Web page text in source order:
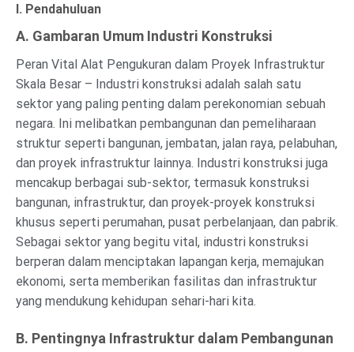
I. Pendahuluan
A. Gambaran Umum Industri Konstruksi
Peran Vital Alat Pengukuran dalam Proyek Infrastruktur
Skala Besar – Industri konstruksi adalah salah satu
sektor yang paling penting dalam perekonomian sebuah
negara. Ini melibatkan pembangunan dan pemeliharaan
struktur seperti bangunan, jembatan, jalan raya, pelabuhan,
dan proyek infrastruktur lainnya. Industri konstruksi juga
mencakup berbagai sub-sektor, termasuk konstruksi
bangunan, infrastruktur, dan proyek-proyek konstruksi
khusus seperti perumahan, pusat perbelanjaan, dan pabrik.
Sebagai sektor yang begitu vital, industri konstruksi
berperan dalam menciptakan lapangan kerja, memajukan
ekonomi, serta memberikan fasilitas dan infrastruktur
yang mendukung kehidupan sehari-hari kita.
B. Pentingnya Infrastruktur dalam Pembangunan